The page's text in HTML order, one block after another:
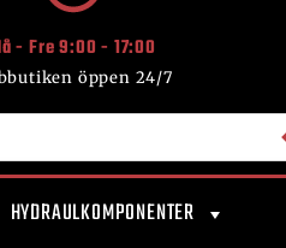
- Fre 9:00 - 17:00
öppen 24/7
HYDRAULKOMPONENTER